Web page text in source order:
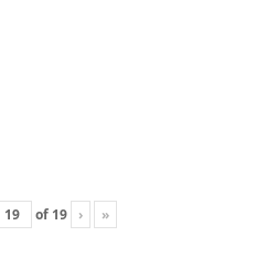
of 19 › »